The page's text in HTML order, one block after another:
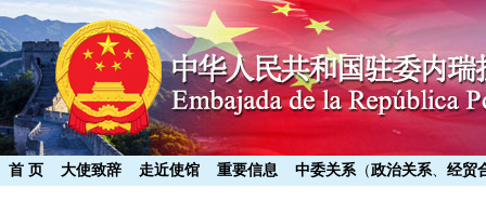
首 页 大使致辞 走近使馆 重要信息 中委关系（政治关系、 经贸